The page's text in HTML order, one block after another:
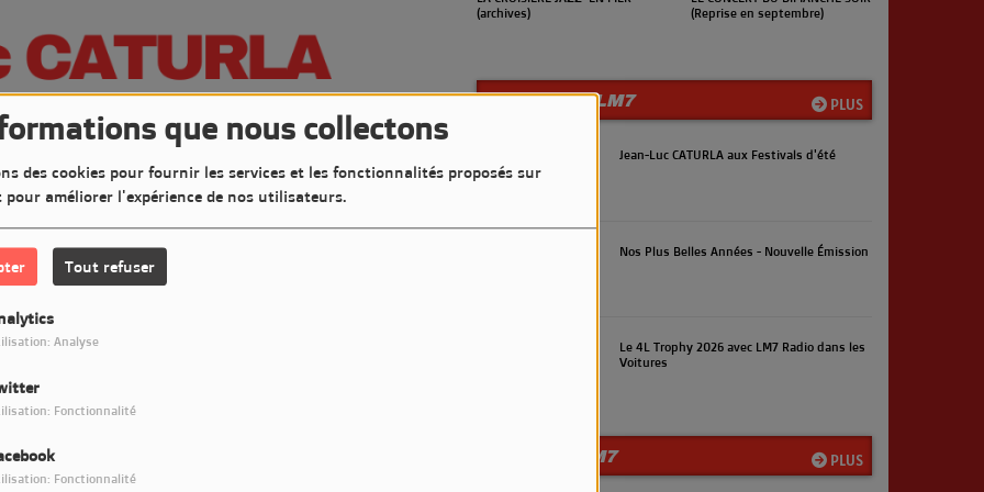
que nous collectons
des cookies pour fournir les services et les fonctionnalités proposés sur
pour améliorer l'expérience de nos utilisateurs.
Tout refuser
Analyse
Fonctionnalité
Fonctionnalité
très Jazzy sur LM7 Radio
(archives)
(Reprise en septembre)
PLUS
LES INFOS LM7
Jean-Luc CATURLA aux Festivals d'été
Nos Plus Belles Années - Nouvelle Émission
Le 4L Trophy 2026 avec LM7 Radio dans les
Voitures
PLUS
LA TEAM LM7